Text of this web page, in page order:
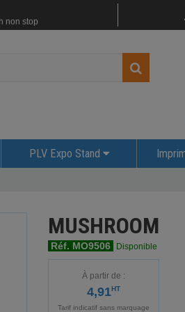
non stop
PLV Expo Stand
MUSHROOM
Réf. MO9506 Disponible
À partir de :
4,91HT
Tarif indicatif sans marquage